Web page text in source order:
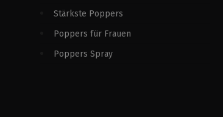
Stärkste Poppers
Poppers für Frauen
Poppers Spray